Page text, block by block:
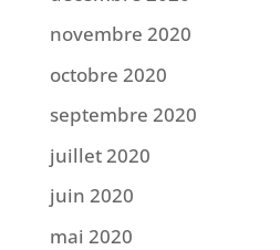
novembre 2020
octobre 2020
septembre 2020
juillet 2020
juin 2020
mai 2020